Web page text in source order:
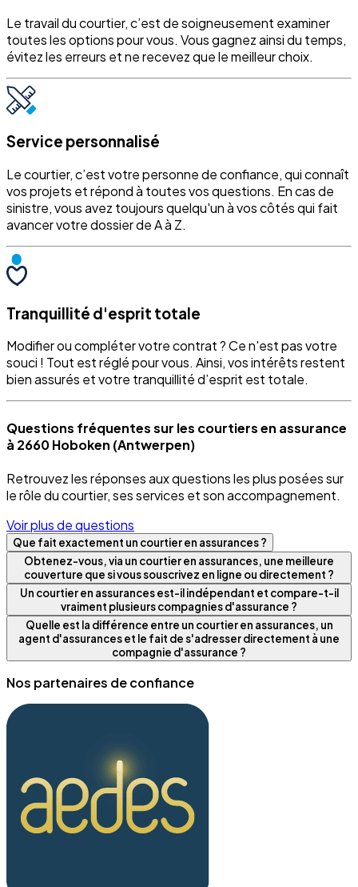
Le travail du courtier, c’est de soigneusement examiner
toutes les options pour vous. Vous gagnez ainsi du temps,
évitez les erreurs et ne recevez que le meilleur choix.
Service personnalisé
Le courtier, c’est votre personne de confiance, qui connaît
vos projets et répond à toutes vos questions. En cas de
sinistre, vous avez toujours quelqu'un à vos côtés qui fait
avancer votre dossier de A à Z.
Tranquillité d'esprit totale
Modifier ou compléter votre contrat ? Ce n'est pas votre
souci ! Tout est réglé pour vous. Ainsi, vos intérêts restent
bien assurés et votre tranquillité d’esprit est totale.
Questions fréquentes sur les courtiers en assurance
à 2660 Hoboken (Antwerpen)
Retrouvez les réponses aux questions les plus posées sur
le rôle du courtier, ses services et son accompagnement.
Voir plus de questions
Que fait exactement un courtier en assurances ?
Obtenez-vous, via un courtier en assurances, une meilleure
couverture que si vous souscrivez en ligne ou directement ?
Un courtier en assurances est-il indépendant et compare-t-il
vraiment plusieurs compagnies d'assurance ?
Quelle est la différence entre un courtier en assurances, un
agent d'assurances et le fait de s'adresser directement à une
compagnie d'assurance ?
Nos partenaires de confiance